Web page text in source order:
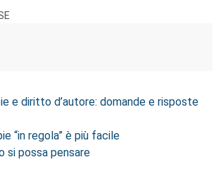
e diritto d’autore: domande e risposte
“in regola” è più facile
si possa pensare